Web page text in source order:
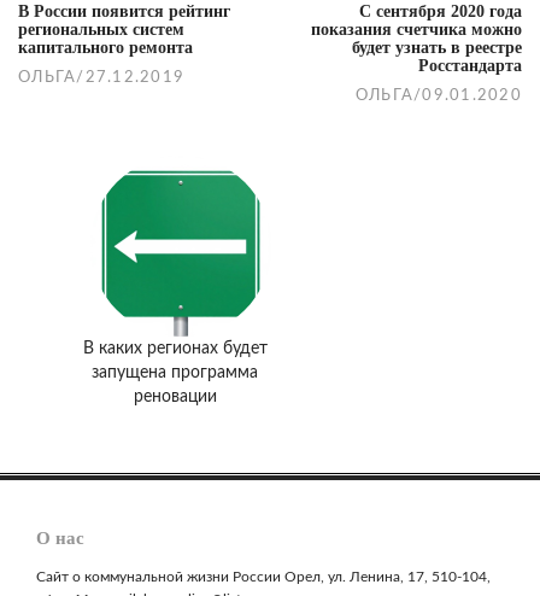
С сентября 2020 года
показания счетчика можно
будет узнать в реестре
Росстандарта
ОЛЬГА /09.01.2020
В России появится рейтинг
региональных систем
капитального ремонта
ОЛЬГА / 27.12.2019
В каких регионах будет
запущена программа
реновации
О нас
Сайт о коммунальной жизни России Орел, ул. Ленина, 17, 510-104,